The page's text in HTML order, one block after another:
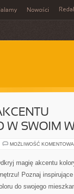
Nowości
W SWOIM
MOŻLIWOŚĆ
magię akcentu
Poznaj
do swojego